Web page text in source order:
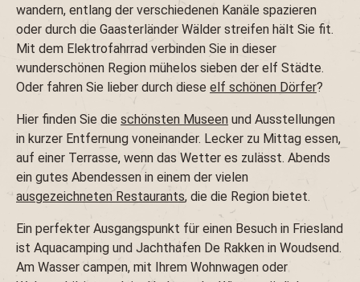
wandern, entlang der verschiedenen Kanäle spazieren
oder durch die Gaasterländer Wälder streifen hält Sie fit.
Mit dem Elektrofahrrad verbinden Sie in dieser
wunderschönen Region mühelos sieben der elf Städte.
Oder fahren Sie lieber durch diese elf schönen Dörfer?
Hier finden Sie die schönsten Museen und Ausstellungen
in kurzer Entfernung voneinander. Lecker zu Mittag essen,
auf einer Terrasse, wenn das Wetter es zulässt. Abends
ein gutes Abendessen in einem der vielen
ausgezeichneten Restaurants, die die Region bietet.
Ein perfekter Ausgangspunkt für einen Besuch in Friesland
ist Aquacamping und Jachthafen De Rakken in Woudsend.
Am Wasser campen, mit Ihrem Wohnwagen oder